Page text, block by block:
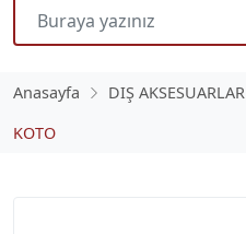
Anasayfa DIŞ AKSESUARLAR
KOTO